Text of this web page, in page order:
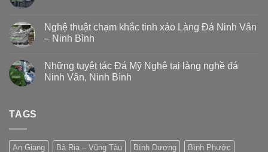
Nghệ thuật chạm khắc tinh xảo Làng Đá Ninh Vân
– Ninh Bình
Những tuyệt tác Đá Mỹ Nghệ tại làng nghề đá
Ninh Vân, Ninh Bình
TAGS
An Giang Bà Rịa – Vũng Tàu Bình Dương Bình Phước